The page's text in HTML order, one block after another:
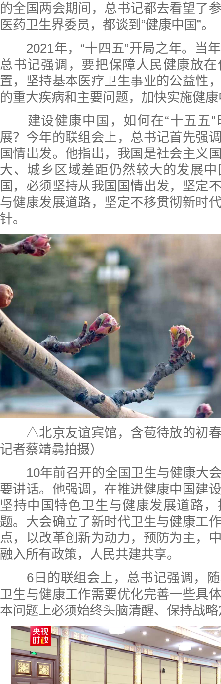
的全国两会期间，总书记都去看望了
医药卫生界委员，都谈到“健康中国”。
2021年，“十四五”开局之年。当
总书记强调，要把保障人民健康放
置，坚持基本医疗卫生事业的公益性
的重大疾病和主要问题，加快实施健
建设健康中国，如何在“十五五”
展？今年的联组会上，总书记首先强
国情出发。他指出，我国是社会主义
大、城乡区域差距仍然较大的发展
国，必须坚持从我国国情出发，坚定
与健康发展道路，坚定不移贯彻新时
针。
△北京友谊宾馆，含苞待放的初春
记者蔡靖骉拍摄）
10年前召开的全国卫生与健康大会
要讲话。他强调，在推进健康中国建
坚持中国特色卫生与健康发展道路
题。大会确立了新时代卫生与健康工
点，以改革创新为动力，预防为主，
融入所有政策，人民共建共享。
6日的联组会上，总书记强调，随
卫生与健康工作需要优化完善一些具
本问题上必须始终头脑清醒、保持战